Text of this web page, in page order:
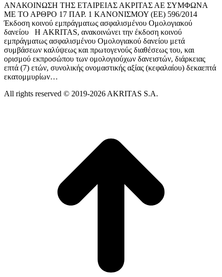
ΑΝΑΚΟΙΝΩΣΗ ΤΗΣ ΕΤΑΙΡΕΙΑΣ ΑΚΡΙΤΑΣ ΑΕ ΣΥΜΦΩΝΑ
ΜΕ ΤΟ ΑΡΘΡΟ 17 ΠΑΡ. 1 ΚΑΝΟΝΙΣΜΟΥ (ΕΕ) 596/2014
Έκδοση κοινού εμπράγματως ασφαλισμένου Ομολογιακού
δανείου Η AKRITAS, ανακοινώνει την έκδοση κοινού
εμπράγματως ασφαλισμένου Ομολογιακού δανείου μετά
συμβάσεων καλύψεως και πρωτογενούς διαθέσεως του, και
ορισμού εκπροσώπου των ομολογιούχων δανειστών, διάρκειας
επτά (7) ετών, συνολικής ονομαστικής αξίας (κεφαλαίου) δεκαεπτά
εκατομμυρίων…
All rights reserved © 2019-2026 AKRITAS S.A.